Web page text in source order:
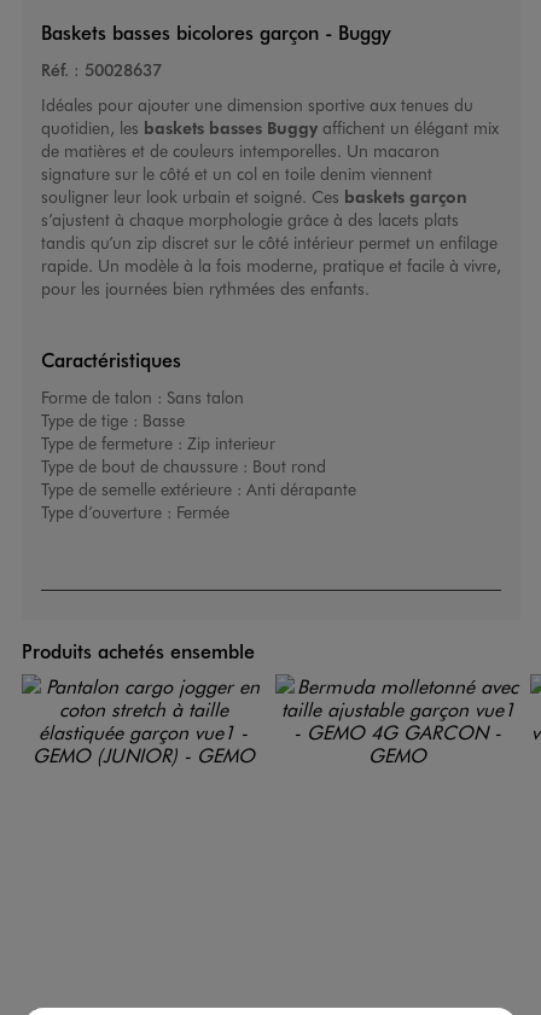
Baskets basses bicolores garçon - Buggy
Réf. : 50028637
Idéales pour ajouter une dimension sportive aux tenues du
quotidien, les baskets basses Buggyaffichent un élégant mix
de matières et de couleurs intemporelles. Un macaron
signature sur le côté et un col en toile denim viennent
souligner leur look urbain et soigné. Ces baskets garçon
s’ajustent à chaque morphologie grâce à des lacets plats
tandis qu’un zip discret sur le côté intérieur permet un enfilage
rapide. Un modèle à la fois moderne, pratique et facile à vivre,
pour les journées bien rythmées des enfants.
Caractéristiques
Forme de talon : Sans talon
Type de tige : Basse
Type de fermeture : Zip interieur
Type de bout de chaussure : Bout rond
Type de semelle extérieure : Anti dérapante
Type d’ouverture : Fermée
Produits achetés ensemble